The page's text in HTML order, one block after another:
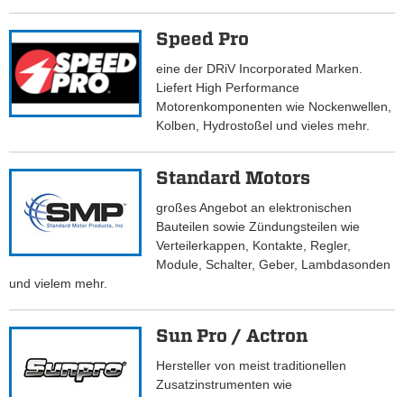
Speed Pro
eine der DRiV Incorporated Marken.
Liefert High Performance
Motorenkomponenten wie Nockenwellen,
Kolben, Hydrostoßel und vieles mehr.
Standard Motors
großes Angebot an elektronischen
Bauteilen sowie Zündungsteilen wie
Verteilerkappen, Kontakte, Regler,
Module, Schalter, Geber, Lambdasonden
und vielem mehr.
Sun Pro / Actron
Hersteller von meist traditionellen
Zusatzinstrumenten wie